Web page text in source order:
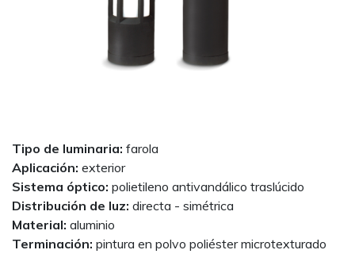
Tipo de luminaria: farola
Aplicación: exterior
Sistema óptico: polietileno antivandálico traslúcido
Distribución de luz: directa - simétrica
Material: aluminio
Terminación: pintura en polvo poliéster microtexturado